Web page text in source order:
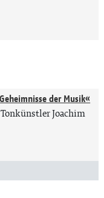
der Musik«
Joachim